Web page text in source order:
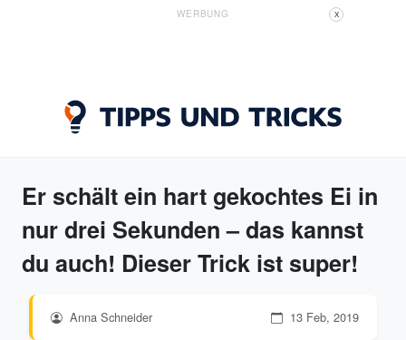
WERBUNG X
Er schält ein hart gekochtes Ei in
nur drei Sekunden – das kannst
du auch! Dieser Trick ist super!
Anna Schneider 13 Feb, 2019